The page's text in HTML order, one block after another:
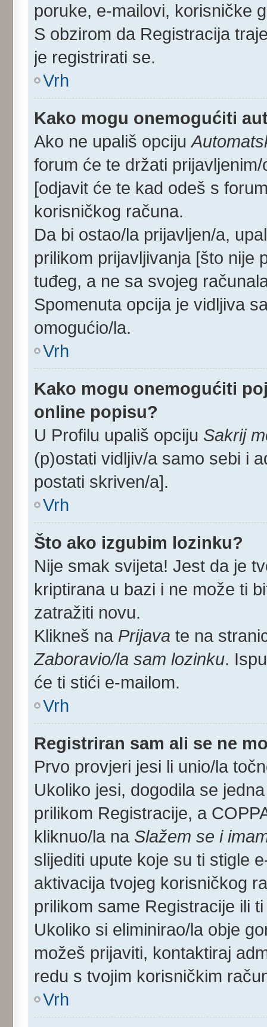
poruke, e-mailovi, korisničke
S obzirom da Registracija
je registrirati se.
Vrh
Kako mogu onemogućiti
Ako ne upališ opciju
forum će te držati
[odjavit će te kad odeš s
korisničkog računa.
Da bi ostao/la prijavljen/a,
prilikom prijavljivanja [što nije
tuđeg, a ne sa svojeg
Spomenuta opcija je vidljiva
omogućio/la.
Vrh
Kako mogu onemogućiti
online popisu?
U Profilu upališ opciju Sakrij
(p)ostati vidljiv/a samo sebi i
postati skriven/a].
Vrh
Što ako izgubim lozinku?
Nije smak svijeta! Jest da je
kriptirana u bazi i ne može ti
zatražiti novu.
Klikneš na Prijava te na
Zaboravio/la sam lozinku.
će ti stići e-mailom.
Vrh
Registriran sam ali se ne
Prvo provjeri jesi li unio/la
Ukoliko jesi, dogodila se
prilikom Registracije, a
kliknuo/la na Slažem se i
slijediti upute koje su ti stigle
aktivacija tvojeg korisničkog
prilikom same Registracije ili
Ukoliko si eliminirao/la obje
možeš prijaviti, kontaktiraj
redu s tvojim korisničkim
Vrh